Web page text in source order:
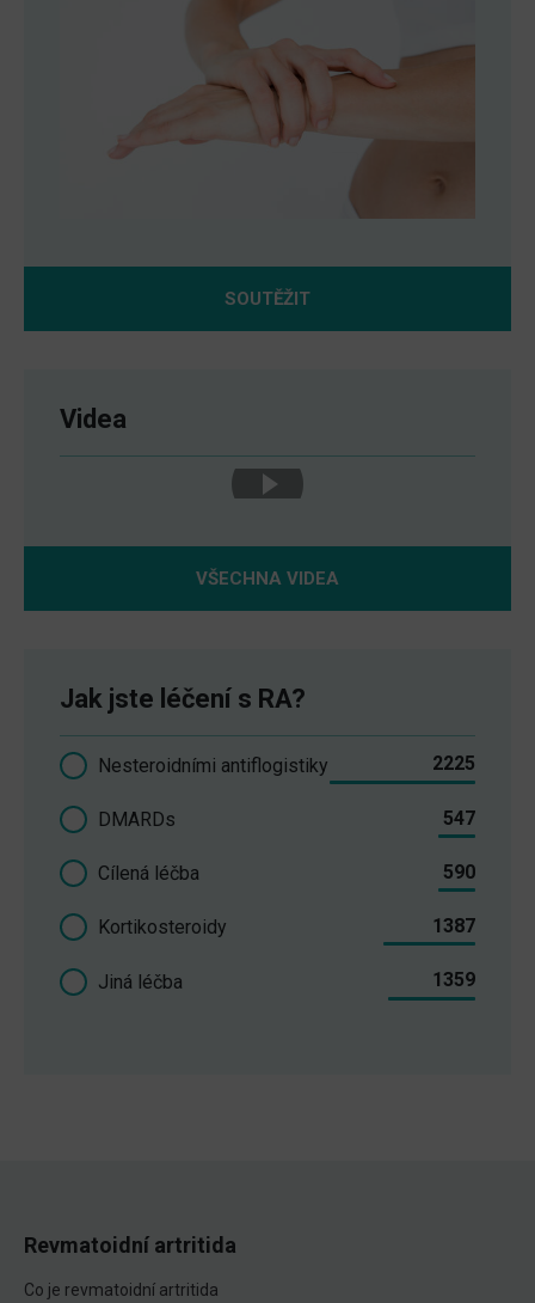
SOUTĚŽIT
Videa
VŠECHNA VIDEA
Jak jste léčení s RA?
Nesteroidními antiflogistiky 2225
DMARDs 547
Cílená léčba 590
Kortikosteroidy 1387
Jiná léčba 1359
Revmatoidní artritida
Co je revmatoidní artritida